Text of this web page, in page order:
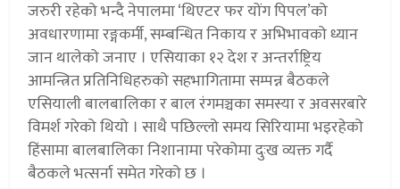
जरुरी रहेको भन्दै नेपालमा ‘थिएटर फर योंग पिपल’को
अवधारणामा रङ्गकर्मी, सम्बन्धित निकाय र अभिभावको ध्यान
जान थालेको जनाए । एसियाका १२ देश र अन्तर्राष्ट्रिय
आमन्त्रित प्रतिनिधिहरुको सहभागितामा सम्पन्न बैठकले
एसियाली बालबालिका र बाल रंगमञ्चका समस्या र अवसरबारे
विमर्श गरेको थियो । साथै पछिल्लो समय सिरियामा भइरहेको
हिंसामा बालबालिका निशानामा परेकोमा दुःख व्यक्त गर्दै
बैठकले भत्सर्ना समेत गरेको छ ।